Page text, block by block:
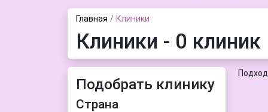
Главная Клиники
Клиники - 0 клиник
Подобрать клинику
Страна